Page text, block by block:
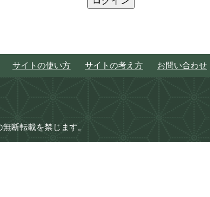
サイトの使い方 サイトの考え方 お問い合わせ
断転載を禁じます。